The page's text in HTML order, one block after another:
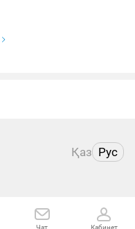
Қаз Рус
Чат Кабинет